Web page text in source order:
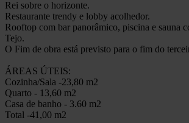
Rei sobre o horizonte.
Restaurante trendy e lobby acolhedor.
Rooftop com bar panorâmico, piscina e sauna
Tejo.
O Fim de obra está previsto para o fim do
ÁREAS ÚTEIS:
Cozinha/Sala -23,80 m2
Quarto - 13,60 m2
Casa de banho - 3.60 m2
Total -41,00 m2